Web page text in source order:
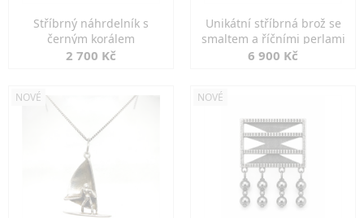
Stříbrný náhrdelník s
černým korálem
2 700 Kč
Unikátní stříbrná brož se
smaltem a říčními perlami
6 900 Kč
NOVÉ NOVÉ